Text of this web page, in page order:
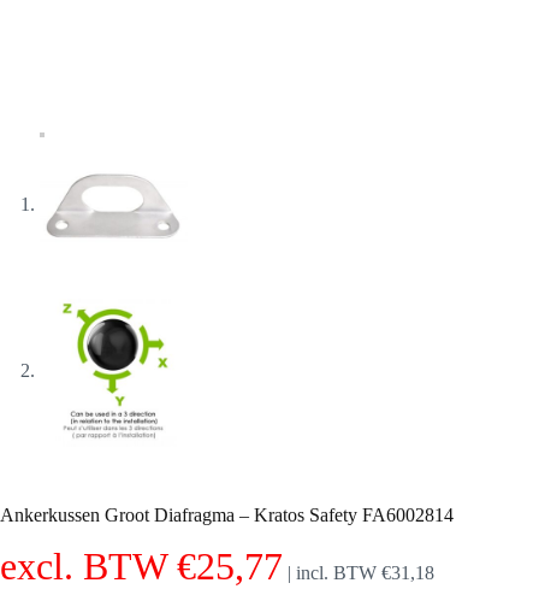
Ankerkussen Groot Diafragma – Kratos Safety FA6002814
excl. BTW€25,77 | incl. BTW €31,18